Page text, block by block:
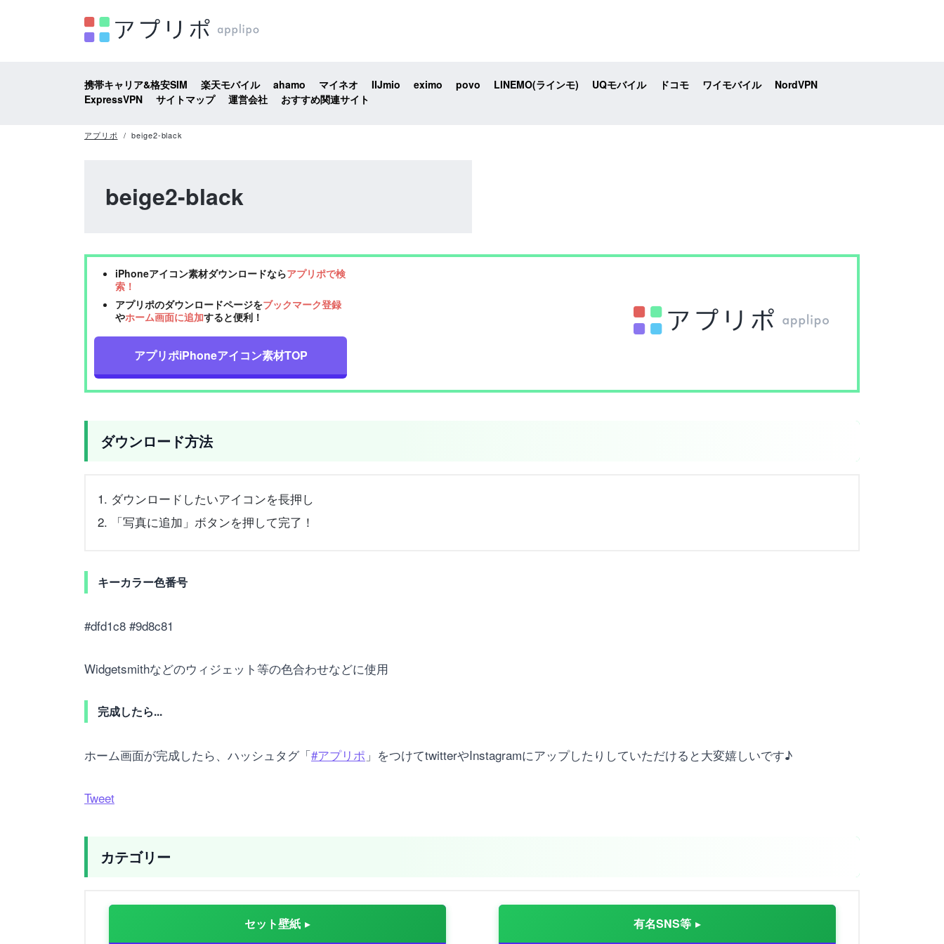
携帯キャリア&格安SIM 楽天モバイル ahamo マイネオ IIJmio eximo povo LINEMO(ラインモ) UQモバイル ドコモ ワイモバイル
NordVPN
ExpressVPN
サイトマップ 運営会社 おすすめ関連サイト
アプリポ beige2-black
beige2-black
iPhoneアイコン素材ダウンロードならアプリポで検
索！
アプリポのダウンロードページをブックマーク登録
やホーム画面に追加すると便利！
アプリポiPhoneアイコン素材TOP
ダウンロード方法
ダウンロードしたいアイコンを長押し
「写真に追加」ボタンを押して完了！
キーカラー色番号
#dfd1c8 #9d8c81
Widgetsmithなどのウィジェット等の色合わせなどに使用
完成したら...
ホーム画面が完成したら、ハッシュタグ「#アプリポ 」をつけてtwitterやInstagramにアップしたりしていただけると大変嬉しいです♪
Tweet
カテゴリー
セット壁紙 有名SNS等